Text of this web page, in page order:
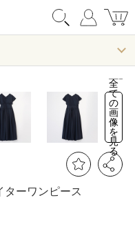
全
て
の
画
像
を
見
る
ターワンピース